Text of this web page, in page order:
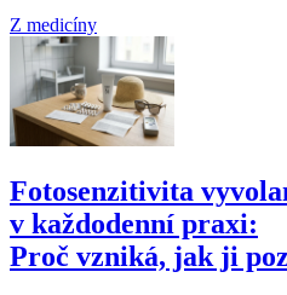
Z medicíny
Fotosenzitivita
v každodenní praxi:
Proč vzniká, jak ji